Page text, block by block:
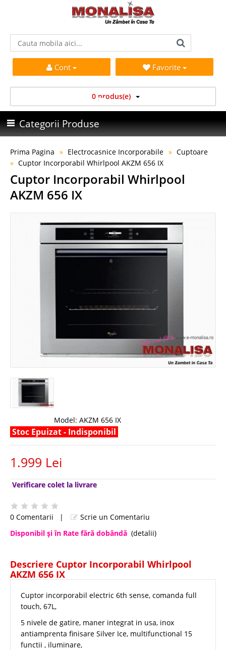
Cont Favorite
0 produs(e)
Categorii Produse
Prima Pagina Electrocasnice Incorporabile
Cuptoare
Cuptor Incorporabil Whirlpool AKZM 656 IX
Cuptor Incorporabil Whirlpool
AKZM 656 IX
Model: AKZM 656 IX
Stoc Epuizat - Indisponibil
1.999 Lei
Verificare colet la livrare
0 Comentarii |
Scrie un Comentariu
Disponibil şi în Rate fără dobândă (detalii)
Descriere Cuptor Incorporabil Whirlpool
AKZM 656 IX
Cuptor incorporabil electric 6th sense, comanda full
touch, 67L,
5 nivele de gatire, maner integrat in usa, inox
antiamprenta finisare Silver Ice, multifunctional 15
functii , iluminare,